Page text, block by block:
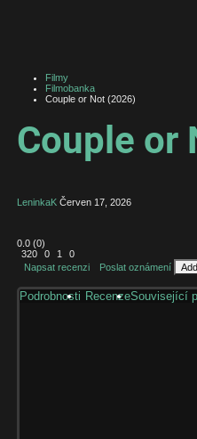
Filmy
Filmobanka
Couple or Not (2026)
Couple or
LeninkaK Červen 17, 2026
0.0 (0)
320
0 1
0
Napsat recenzi
Poslat oznámení
Podrobnosti RecenzeSouvisející